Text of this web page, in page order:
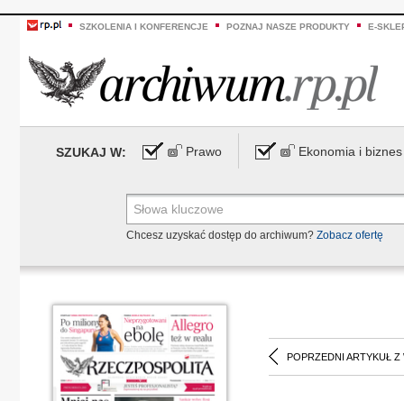
SZKOLENIA I KONFERENCJE POZNAJ NASZE PRODUKTY E-
SZUKAJ W: Prawo Ekonomia i biznes
Chcesz uzyskać dostęp do archiwum? Zobacz ofertę
POPRZEDNI ARTYKUŁ Z